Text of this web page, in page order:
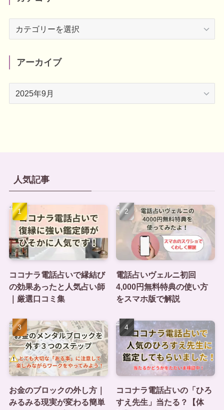
アーカイブ
人気記事
ココナラ電話占いで縁結び
の効果あったと人気占い師
｜厳選口コミ集
電話占いヴェルニ初回
4,000円無料特典の使い方
をスマホ版で解説
お金のブロックの外し方｜
みるみる現実が変わる簡単
ココナラ電話占いの「ひろ
すえ先生」当たる？【体